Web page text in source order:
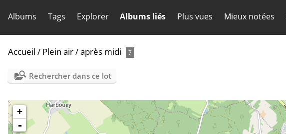
Albums Tags Explorer Albums liés Plus vues Mieux notées
Accueil / Plein air/après midi 7
Rechercher dans ce lot
+
-